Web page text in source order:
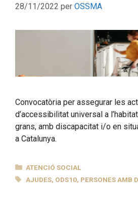
28/11/2022 per OSSMA
Convocatòria per assegurar les
d’accessibilitat universal a
grans, amb discapacitat i/o en
a Catalunya.
CATEGORIES
ATENCIÓ SOCIAL
ETIQUETES
AJUDES, ODS10, PERSONES AMB